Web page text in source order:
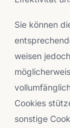
Sie können
weisen
Cookies
sonstige